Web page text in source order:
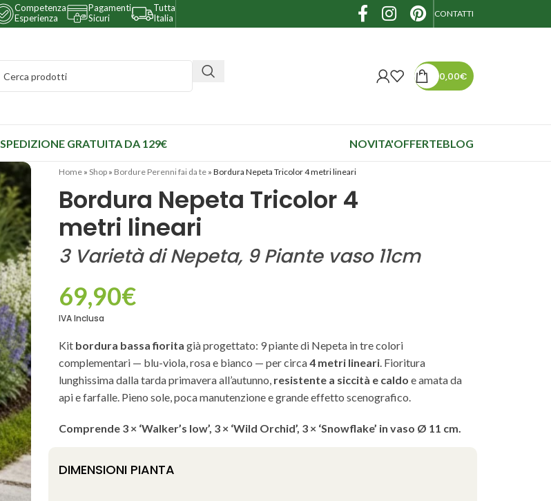
Competenza
Esperienza
Pagamenti
Sicuri
Tutta
Italia
CONTATTI
0,00€
SPEDIZIONE GRATUITA DA 129€ NOVITA'OFFERTEBLOG
Home » Shop » Bordure Perenni fai da te » Bordura Nepeta Tricolor 4 metri lineari
Bordura Nepeta Tricolor 4
metri lineari
3 Varietà di Nepeta, 9 Piante vaso 11cm
69,90€
IVA Inclusa
Kit bordura bassa fiorita già progettato: 9 piante di Nepeta in tre colori
complementari — blu-viola, rosa e bianco — per circa4 metri lineari. Fioritura
lunghissima dalla tarda primavera all’autunno, resistente a siccità e caldo e amata da
api e farfalle. Pieno sole, poca manutenzione e grande effetto scenografico.
Comprende 3 × ‘Walker’s low’, 3 × ‘Wild Orchid’, 3 × ‘Snowflake’ in vaso Ø 11 cm.
DIMENSIONI PIANTA